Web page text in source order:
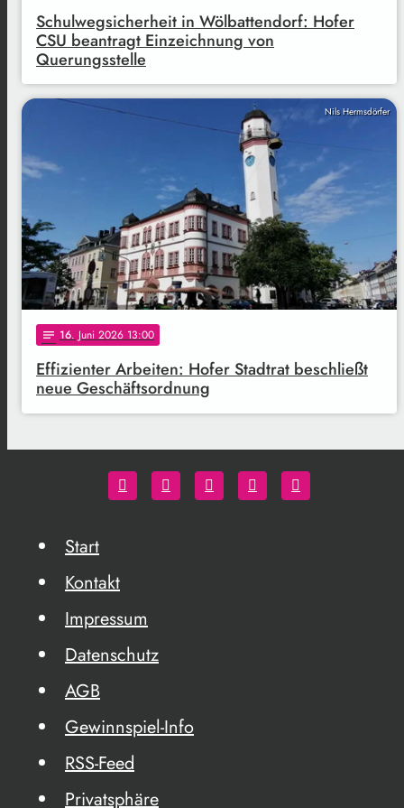
Schulwegsicherheit in Wölbattendorf: Hofer
CSU beantragt Einzeichnung von
Querungsstelle
Nils Hermsdörfer
notes 16. Juni 2026 13:00
Effizienter Arbeiten: Hofer Stadtrat beschließt
neue Geschäftsordnung
Start
Kontakt
Impressum
Datenschutz
AGB
Gewinnspiel-Info
RSS-Feed
Privatsphäre